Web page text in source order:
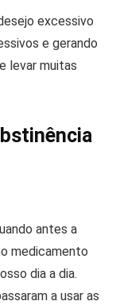
excessivo
e gerando
levar muitas
antes a
medicamento
dia a dia.
a usar as